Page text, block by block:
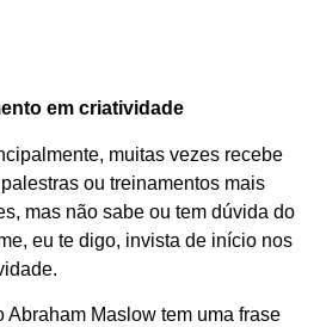
em criatividade
muitas vezes recebe
ou treinamentos mais
mas não sabe ou tem dúvida do
eu te digo, invista de início nos
Abraham Maslow tem uma frase